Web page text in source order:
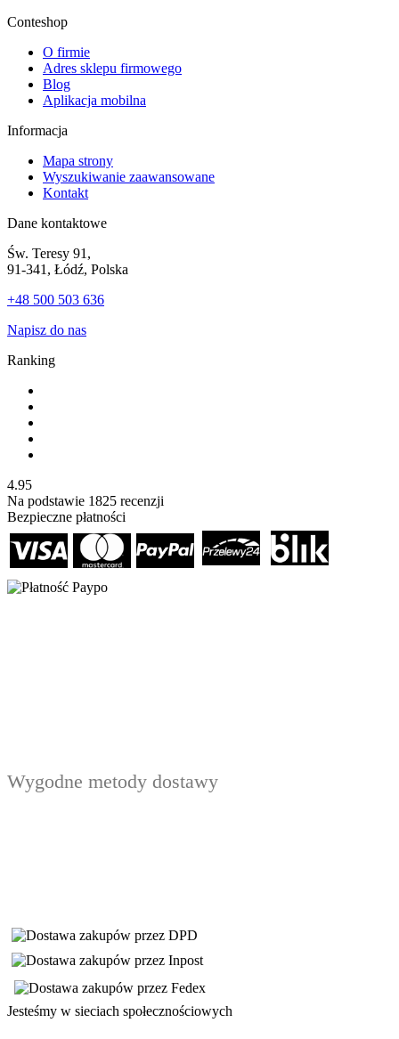
Conteshop
O firmie
Adres sklepu firmowego
Blog
Aplikacja mobilna
Informacja
Mapa strony
Wyszukiwanie zaawansowane
Kontakt
Dane kontaktowe
Św. Teresy 91,
91-341, Łódź, Polska
+48 500 503 636
Napisz do nas
Ranking
4.95
Na podstawie 1825 recenzji
Bezpieczne płatności
Wygodne metody dostawy
Jesteśmy w sieciach społecznościowych